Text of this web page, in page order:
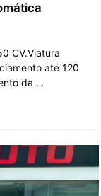
CV.Viatura
até 120
da …